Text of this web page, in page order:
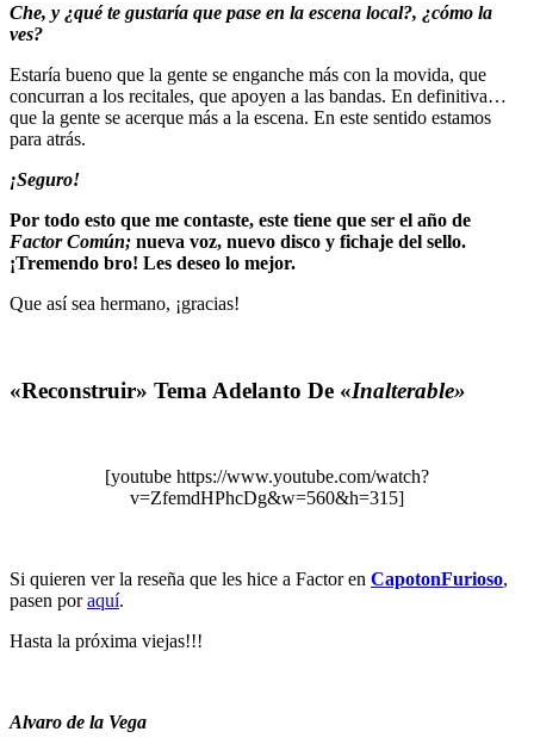
Che, y ¿qué te gustaría que pase en la escena local?, ¿cómo la
ves?
Estaría bueno que la gente se enganche más con la movida, que
concurran a los recitales, que apoyen a las bandas. En definitiva…
que la gente se acerque más a la escena. En este sentido estamos
para atrás.
¡Seguro!
Por todo esto que me contaste, este tiene que ser el año de
Factor Común; nueva voz, nuevo disco y fichaje del sello.
¡Tremendo bro! Les deseo lo mejor.
Que así sea hermano, ¡gracias!
«Reconstruir» Tema Adelanto De «Inalterable»
[youtube https://www.youtube.com/watch?
v=ZfemdHPhcDg&w=560&h=315]
Si quieren ver la reseña que les hice a Factor en CapotonFurioso,
pasen poraquí.
Hasta la próxima viejas!!!
Alvaro de la Vega